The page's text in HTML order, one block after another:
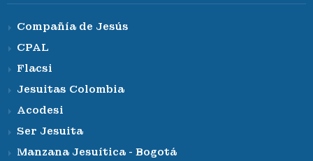
Compañía de Jesús
CPAL
Flacsi
Jesuitas Colombia
Acodesi
Ser Jesuita
Manzana Jesuítica - Bogotá